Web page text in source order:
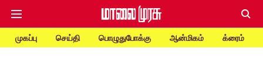
முகப்பு செய்தி பொழுதுபோக்கு ஆன்மிகம் க்ரைம்